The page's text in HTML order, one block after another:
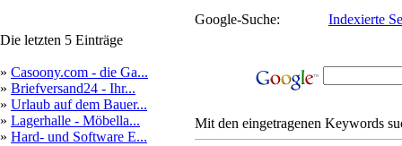
Die letzten 5 Einträge
» Casoony.com - die Ga...
» Briefversand24 - Ihr...
» Urlaub auf dem Bauer...
» Lagerhalle - Möbella...
» Hard- und Software E...
Google-Suche: Indexierte
Mit den eingetragenen Keywords